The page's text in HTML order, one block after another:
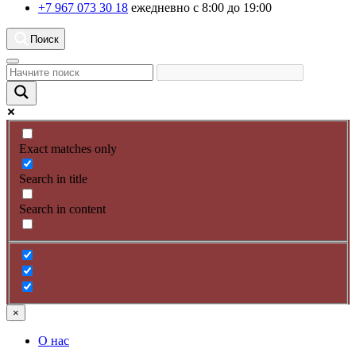
+7 967 073 30 18 ежедневно с 8:00 до 19:00
Поиск
Exact matches only
Search in title
Search in content
×
О нас